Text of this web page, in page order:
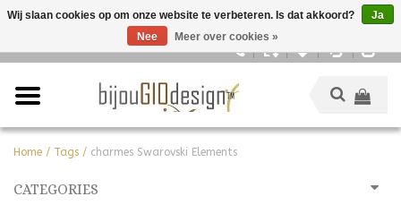
Home / Tags / charmes Swarovski Elements
CATEGORIES
Wij slaan cookies op om onze website te verbeteren. Is dat akkoord?
Ja
Nee
Meer over cookies »